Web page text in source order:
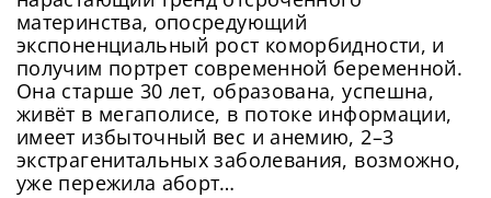
материнства, опосредующий
экспоненциальный рост коморбидности, и
получим портрет современной беременной.
Она старше 30 лет, образована, успешна,
живёт в мегаполисе, в потоке информации,
имеет избыточный вес и анемию, 2–3
экстрагенитальных заболевания, возможно,
уже пережила аборт…